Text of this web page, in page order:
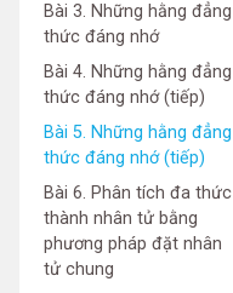
Bài 3. Những hằng đẳng
thức đáng nhớ
Bài 4. Những hằng đẳng
thức đáng nhớ (tiếp)
Bài 5. Những hằng đẳng
thức đáng nhớ (tiếp)
Bài 6. Phân tích đa thức
thành nhân tử bằng
phương pháp đặt nhân
tử chung